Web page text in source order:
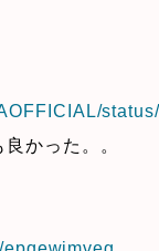
かった。。